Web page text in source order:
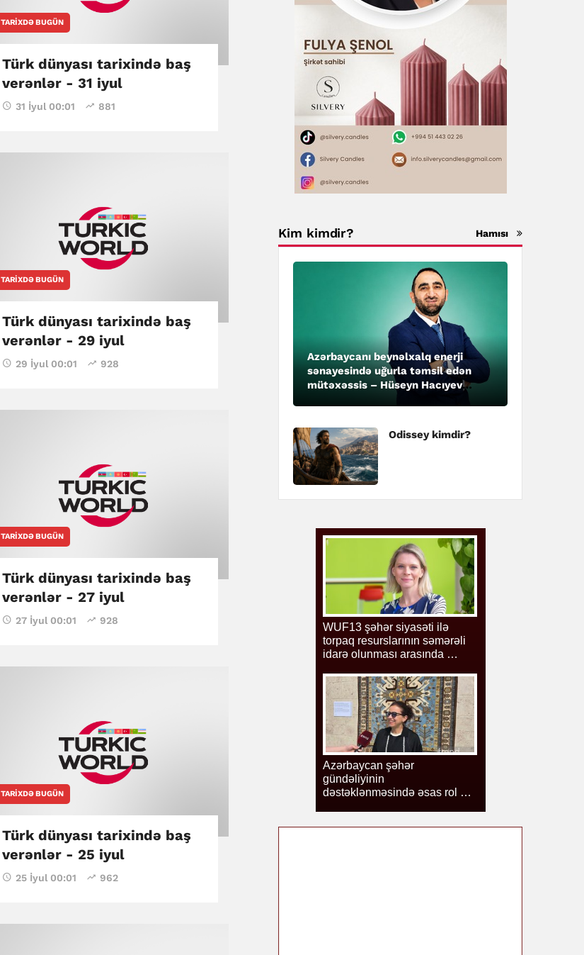
TARIXDƏ BUGÜN
Türk dünyası tarixində baş
verənlər - 31 iyul
31 İyul 00:01 881
TARIXDƏ BUGÜN
Türk dünyası tarixində baş
verənlər - 29 iyul
29 İyul 00:01 928
TARIXDƏ BUGÜN
Türk dünyası tarixində baş
verənlər - 27 iyul
27 İyul 00:01 928
TARIXDƏ BUGÜN
Türk dünyası tarixində baş
verənlər - 25 iyul
25 İyul 00:01 962
Kim kimdir? Hamısı
Azərbaycanı beynəlxalq enerji
sənayesində uğurla təmsil edən
mütəxəssis – Hüseyn Hacıyev
Odissey kimdir?